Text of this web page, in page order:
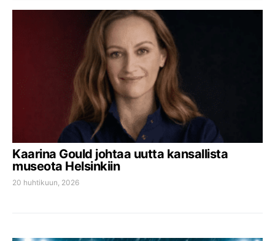
Kaarina Gould johtaa uutta kansallista
museota Helsinkiin
20 huhtikuun, 2026